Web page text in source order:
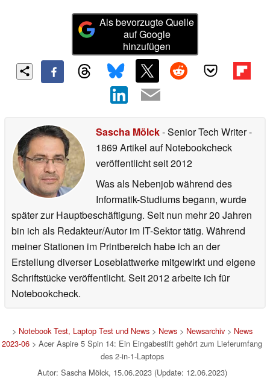
Als bevorzugte Quelle
auf Google
hinzufügen
Sascha Mölck- Senior Tech Writer-
1869 Artikel auf Notebookcheck
veröffentlichtseit 2012
Was als Nebenjob während des
Informatik-Studiums begann, wurde
später zur Hauptbeschäftigung. Seit nun mehr 20 Jahren
bin ich als Redakteur/Autor im IT-Sektor tätig. Während
meiner Stationen im Printbereich habe ich an der
Erstellung diverser Loseblattwerke mitgewirkt und eigene
Schriftstücke veröffentlicht. Seit 2012 arbeite ich für
Notebookcheck.
> Notebook Test, Laptop Test und News> News> Newsarchiv> News
2023-06 > Acer Aspire 5 Spin 14: Ein Eingabestift gehört zum Lieferumfang
des 2-in-1-Laptops
Autor: Sascha Mölck, 15.06.2023 (Update: 12.06.2023)